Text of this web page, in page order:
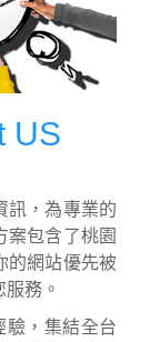
US
訊，為專業的
案包含了桃園
的網站優先被
務。
驗，集結全台